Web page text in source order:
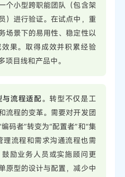
个小型跨职能团队（包含架
）进行验证。在试点中，重
场景下的易用性、稳定性以
果。取得成效并积累经验
项目线和产品中。
流程适配。转型不仅是工
流程的变革。需要对开发团
码者”转变为“配置者”和“集
理流程和需求沟通流程也需
励业务人员或实施顾问更
原型的设计与配置，减少中